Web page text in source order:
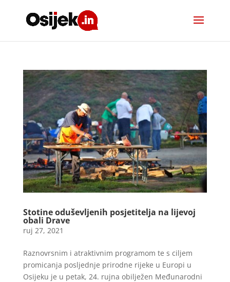
Stotine oduševljenih posjetitelja na lijevoj
obali Drave
ruj 27, 2021
Raznovrsnim i atraktivnim programom te s ciljem
promicanja posljednje prirodne rijeke u Europi u
Osijeku je u petak, 24. rujna obilježen Međunarodni